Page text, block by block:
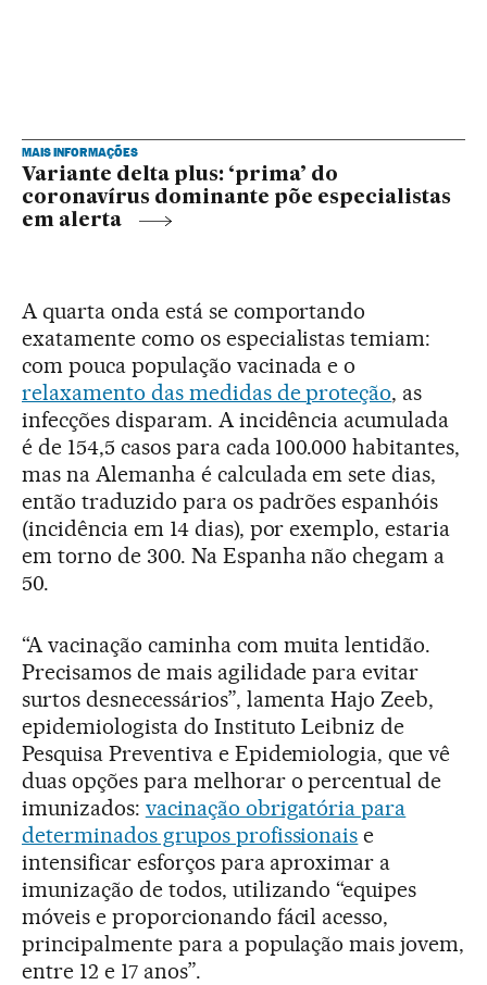
MAIS INFORMAÇÕES
Variante delta plus: ‘prima’ do
coronavírus dominante põe especialistas
em alerta
A quarta onda está se comportando
exatamente como os especialistas temiam:
com pouca população vacinada e o
relaxamento das medidas de proteção, as
infecções disparam. A incidência acumulada
é de 154,5 casos para cada 100.000 habitantes,
mas na Alemanha é calculada em sete dias,
então traduzido para os padrões espanhóis
(incidência em 14 dias), por exemplo, estaria
em torno de 300. Na Espanha não chegam a
50.
“A vacinação caminha com muita lentidão.
Precisamos de mais agilidade para evitar
surtos desnecessários”, lamenta Hajo Zeeb,
epidemiologista do Instituto Leibniz de
Pesquisa Preventiva e Epidemiologia, que vê
duas opções para melhorar o percentual de
imunizados: vacinação obrigatória para
determinados grupos profissionais e
intensificar esforços para aproximar a
imunização de todos, utilizando “equipes
móveis e proporcionando fácil acesso,
principalmente para a população mais jovem,
entre 12 e 17 anos”.